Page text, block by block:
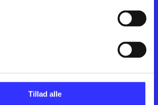
Tillad alle
Artikler